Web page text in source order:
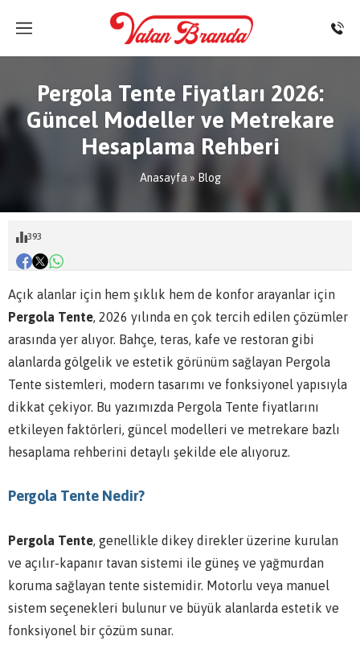
Pergola Tente Fiyatları 2026:
Güncel Modeller ve Metrekare
Hesaplama Rehberi
Anasayfa » Blog
393
Açık alanlar için hem şıklık hem de konfor arayanlar için
Pergola Tente, 2026 yılında en çok tercih edilen çözümler
arasında yer alıyor. Bahçe, teras, kafe ve restoran gibi
alanlarda gölgelik ve estetik görünüm sağlayan Pergola
Tente sistemleri, modern tasarımı ve fonksiyonel yapısıyla
dikkat çekiyor. Bu yazımızda Pergola Tente fiyatlarını
etkileyen faktörleri, güncel modelleri ve metrekare bazlı
hesaplama rehberini detaylı şekilde ele alıyoruz.
Pergola Tente Nedir?
Pergola Tente, genellikle dikey direkler üzerine kurulan
ve açılır-kapanır tavan sistemi ile güneş ve yağmurdan
koruma sağlayan tente sistemidir. Motorlu veya manuel
sistem seçenekleri bulunur ve büyük alanlarda estetik ve
fonksiyonel bir çözüm sunar.